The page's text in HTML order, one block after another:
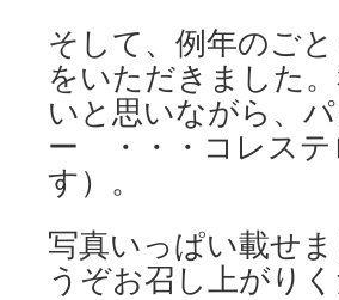
そして、例年のご
をいただきました
いと思いながら、
ー ・・・コレステ
す）。
写真いっぱい載せ
うぞお召し上がりく